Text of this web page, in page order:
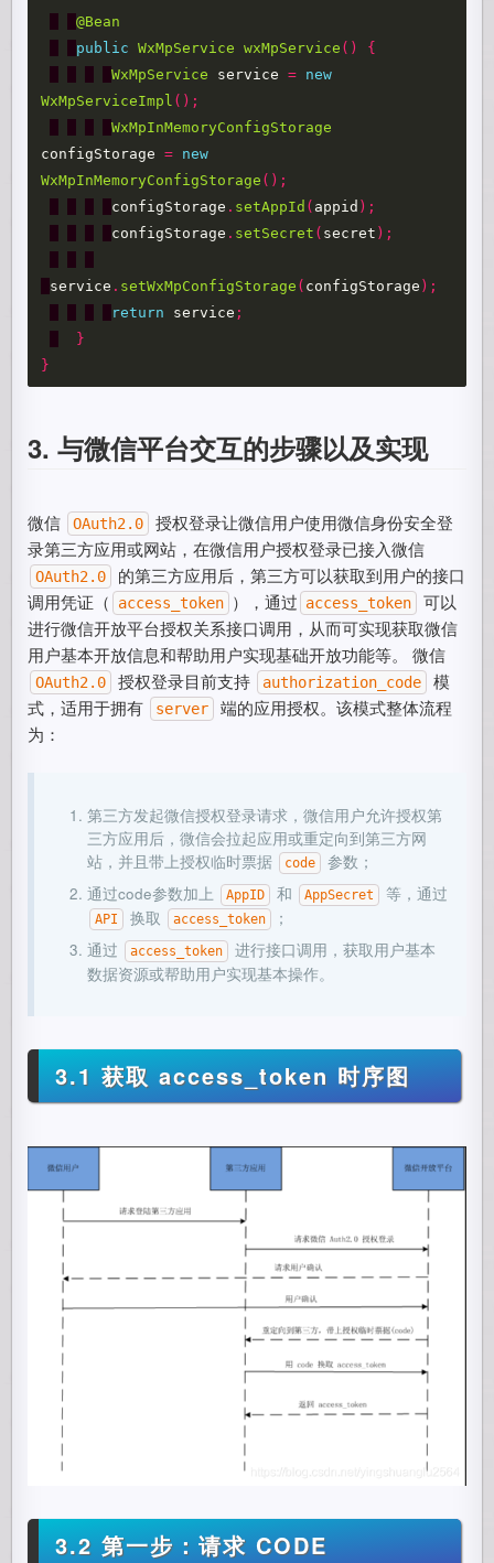
@Bean
public
WxMpService wxMpService ()
{
WxMpService
service = new
WxMpServiceImpl ();
WxMpInMemoryConfigStorage
configStorage
= new
WxMpInMemoryConfigStorage ();
configStorage . setAppId ( appid );
configStorage . setSecret ( secret );
service . setWxMpConfigStorage ( configStorage );
return
service ;
}
}
3. 与微信平台交互的步骤以及实现
微信 OAuth2.0
授权登录让微信用户使用微信身份安全登
录第三方应用或网站，在微信用户授权登录已接入微信
OAuth2.0
的第三方应用后，第三方可以获取到用户的接口
调用凭证（
access_token ），通过 access_token
可以
进行微信开放平台授权关系接口调用，从而可实现获取微信
用户基本开放信息和帮助用户实现基础开放功能等。 微信
OAuth2.0 授权登录目前支持 authorization_code
模
式，适用于拥有
server
端的应用授权。该模式整体流程
为：
第三方发起微信授权登录请求，微信用户允许授权第
三方应用后，微信会拉起应用或重定向到第三方网
站，并且带上授权临时票据
code
参数；
通过code参数加上
AppID 和 AppSecret 等，通过
API 换取 access_token
；
通过
access_token
进行接口调用，获取用户基本
数据资源或帮助用户实现基本操作。
3.1 获取 access_token 时序图
3.2 第一步：请求 CODE